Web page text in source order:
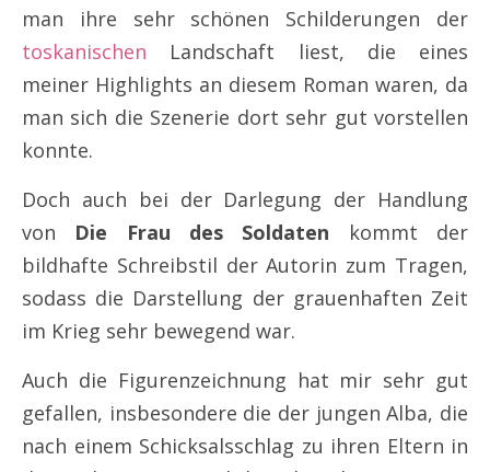
man ihre sehr schönen Schilderungen der
toskanischen Landschaft liest, die eines
meiner Highlights an diesem Roman waren, da
man sich die Szenerie dort sehr gut vorstellen
konnte.
Doch auch bei der Darlegung der Handlung
von Die Frau des Soldaten kommt der
bildhafte Schreibstil der Autorin zum Tragen,
sodass die Darstellung der grauenhaften Zeit
im Krieg sehr bewegend war.
Auch die Figurenzeichnung hat mir sehr gut
gefallen, insbesondere die der jungen Alba, die
nach einem Schicksalsschlag zu ihren Eltern in